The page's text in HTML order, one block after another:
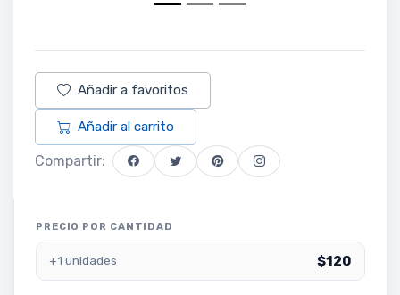
Añadir a favoritos
Añadir al carrito
Compartir:
PRECIO POR CANTIDAD
+1 unidades $120